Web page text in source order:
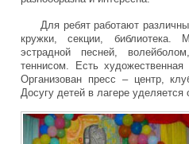
Для ребят работают
кружки, секции, библиотека.
эстрадной песней,
теннисом. Есть
Организован пресс – центр,
Досугу детей в лагере уделяется